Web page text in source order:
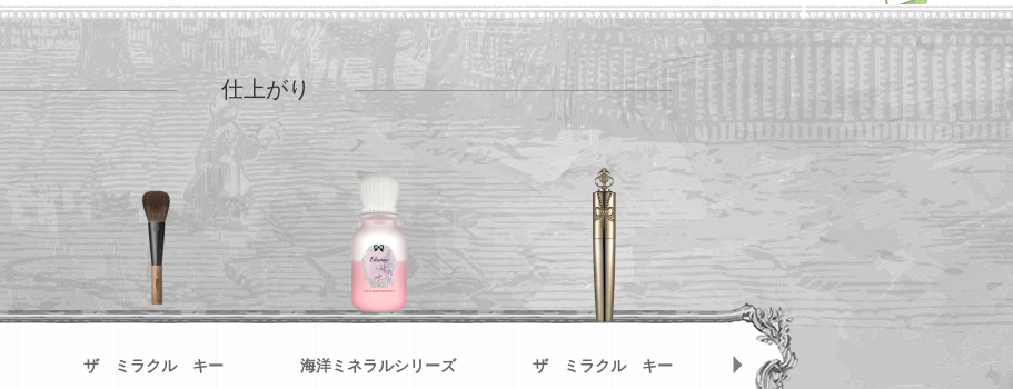
仕上がり
ザ ミラクル キー
海洋ミネラルシリーズ
ザ ミラクル キー
ハーブ庭園